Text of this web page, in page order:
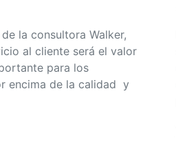
la consultora Walker,
al cliente será el valor
para los
encima de la calidad y